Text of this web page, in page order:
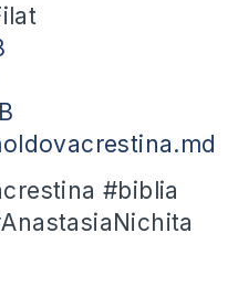
#biblia